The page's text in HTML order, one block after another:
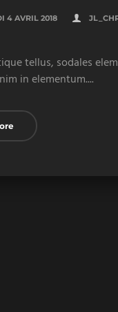
4 AVRIL 2018
tellus, sodales
in elementum....